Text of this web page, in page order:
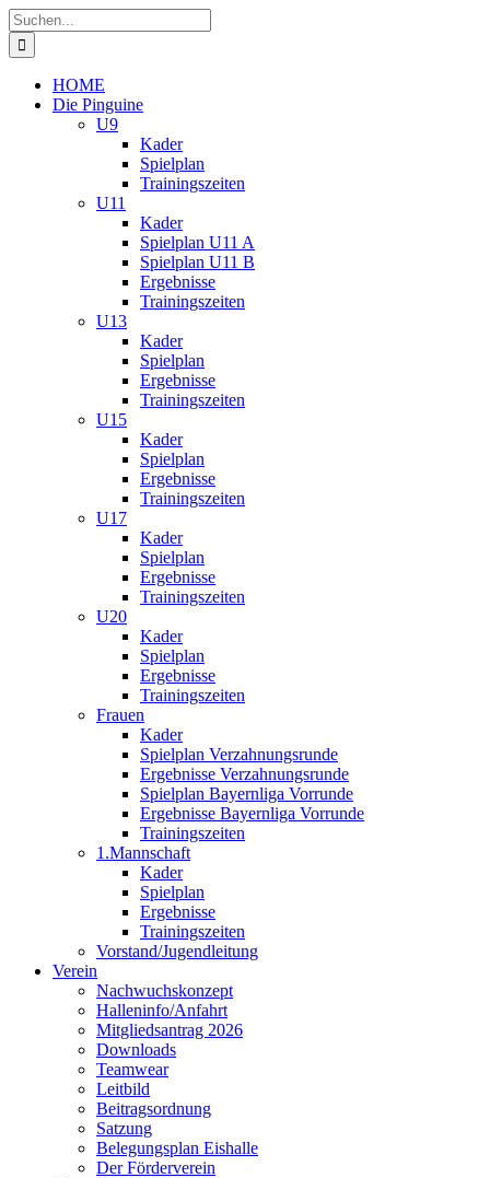
Zum
Inhalt
springen
Suche
nach:
HOME
Die Pinguine
U9
Kader
Spielplan
Trainingszeiten
U11
Kader
Spielplan U11 A
Spielplan U11 B
Ergebnisse
Trainingszeiten
U13
Kader
Spielplan
Ergebnisse
Trainingszeiten
U15
Kader
Spielplan
Ergebnisse
Trainingszeiten
U17
Kader
Spielplan
Ergebnisse
Trainingszeiten
U20
Kader
Spielplan
Ergebnisse
Trainingszeiten
Frauen
Kader
Spielplan Verzahnungsrunde
Ergebnisse Verzahnungsrunde
Spielplan Bayernliga Vorrunde
Ergebnisse Bayernliga Vorrunde
Trainingszeiten
1.Mannschaft
Kader
Spielplan
Ergebnisse
Trainingszeiten
Vorstand/Jugendleitung
Verein
Nachwuchskonzept
Halleninfo/Anfahrt
Mitgliedsantrag 2026
Downloads
Teamwear
Leitbild
Beitragsordnung
Satzung
Belegungsplan Eishalle
Der Förderverein